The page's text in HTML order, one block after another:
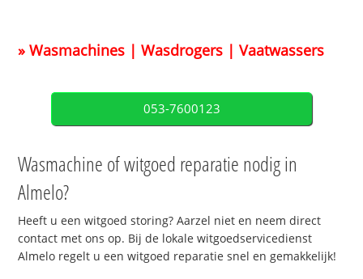
» Wasmachines | Wasdrogers | Vaatwassers
053-7600123
Wasmachine of witgoed reparatie nodig in
Almelo?
Heeft u een witgoed storing? Aarzel niet en neem direct
contact met ons op. Bij de lokale witgoedservicedienst
Almelo regelt u een witgoed reparatie snel en gemakkelijk!